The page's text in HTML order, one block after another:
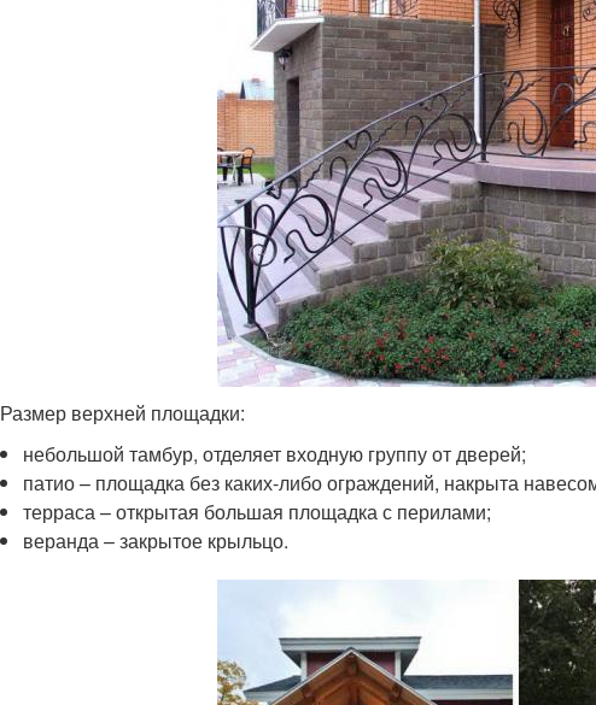
Размер верхней площадки:
небольшой тамбур, отделяет входную группу от дверей;
патио – площадка без каких-либо ограждений, накрыта
терраса – открытая большая площадка с перилами;
веранда – закрытое крыльцо.